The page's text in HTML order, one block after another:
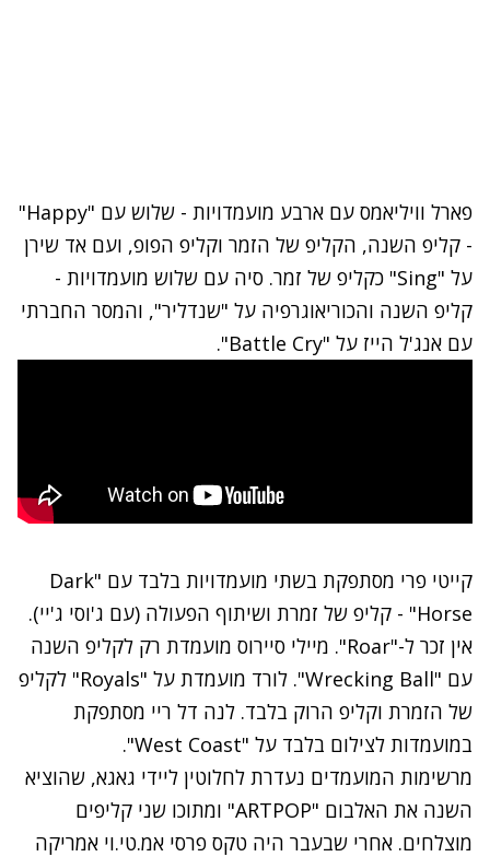
פארל וויליאמס עם ארבע מועמדויות - שלוש עם "Happy"
- קליפ השנה, הקליפ של הזמר וקליפ הפופ, ועם אד שירן
על "Sing" כקליפ של זמר. סיה עם שלוש מועמדויות -
קליפ השנה והכוריאוגרפיה על "שנדליר", והמסר החברתי
עם אנג'ל הייז על "Battle Cry".
קייטי פרי מסתפקת בשתי מועמדויות בלבד עם "Dark
Horse" - קליפ של זמרת ושיתוף הפעולה (עם ג'וסי ג'יי).
אין זכר ל-"Roar". מיילי סיירוס מועמדת רק לקליפ השנה
עם "Wrecking Ball". לורד מועמדת על "Royals" לקליפ
של הזמרת וקליפ הרוק בלבד. לנה דל ריי מסתפקת
במועמדות לצילום בלבד על "West Coast".
מרשימות המועמדים נעדרת לחלוטין ליידי גאגא, שהוציא
השנה את האלבום "ARTPOP" ומתוכו שני קליפים
מוצלחים. אחרי שבעבר היה טקס פרסי אמ.טי.וי אמריקה